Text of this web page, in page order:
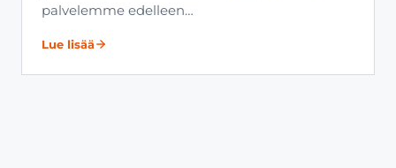
palvelemme edelleen…
Lue lisää